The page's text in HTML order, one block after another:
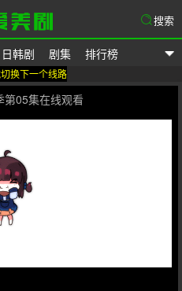
剧
日韩剧 剧集 排行榜
搜索
换下一个线路
第05集在线观看